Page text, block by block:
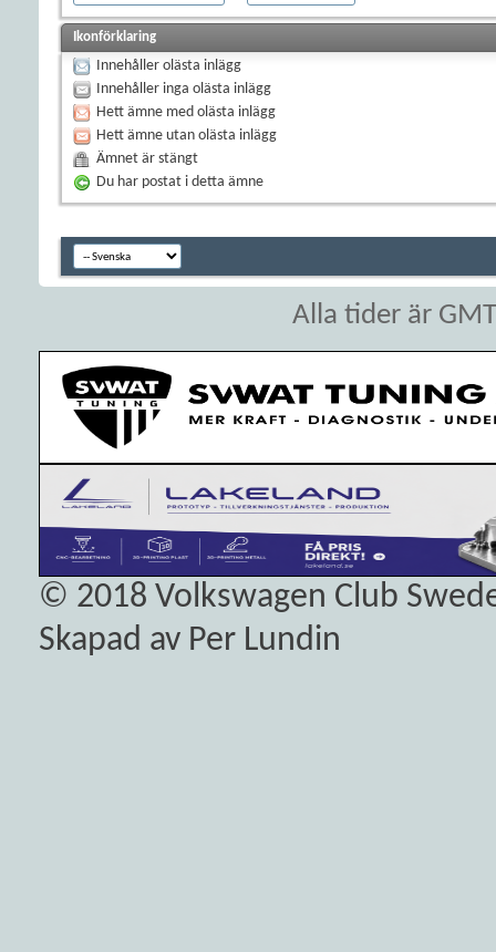
Ikonförklaring
Innehåller olästa inlägg
Innehåller inga olästa inlägg
Hett ämne med olästa inlägg
Hett ämne utan olästa inlägg
Ämnet är stängt
Du har postat i detta ämne
Alla tider är
© 2018 Volkswagen Club
Skapad av Per Lundin